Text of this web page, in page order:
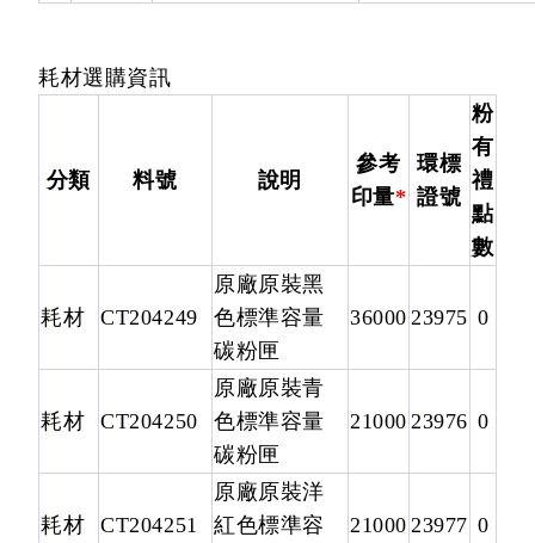
耗材選購資訊
分類 料號 說明
參考
印量*
環標
證號
粉
有
禮
點
數
耗材 CT204249
原廠原裝黑
色標準容量
碳粉匣
36000 23975 0
耗材 CT204250
原廠原裝青
色標準容量
碳粉匣
21000 23976 0
耗材 CT204251
原廠原裝洋
紅色標準容
21000 23977 0